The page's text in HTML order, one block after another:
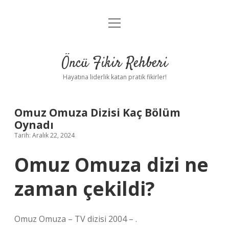
Anasayfa
Yasal Uyarı
menüyü
Öncü Fikir Rehberi
Hayatına liderlik katan pratik fikirler!
Omuz Omuza Dizisi Kaç Bölüm
Oynadı
Tarih: Aralık 22, 2024
Omuz Omuza dizi ne
zaman çekildi?
Omuz Omuza – TV dizisi 2004 – .